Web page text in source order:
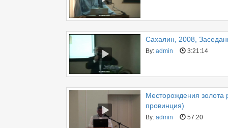
Сахалин, 2008,
By: admin 3:21:14
Месторождения золота
провинция)
By: admin 57:20